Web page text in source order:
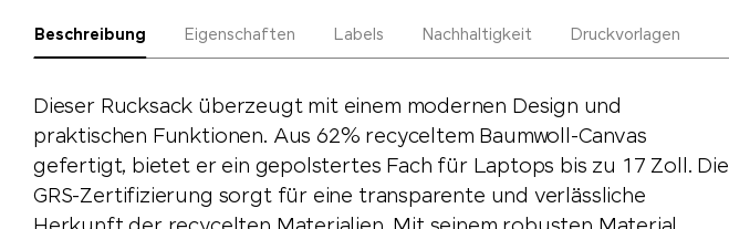
Beschreibung Eigenschaften Labels Nachhaltigkeit Druckvorlagen
Dieser Rucksack überzeugt mit einem modernen Design und
praktischen Funktionen. Aus 62% recyceltem Baumwoll-Canvas
gefertigt, bietet er ein gepolstertes Fach für Laptops bis zu 17 Zoll. Die
GRS-Zertifizierung sorgt für eine transparente und verlässliche